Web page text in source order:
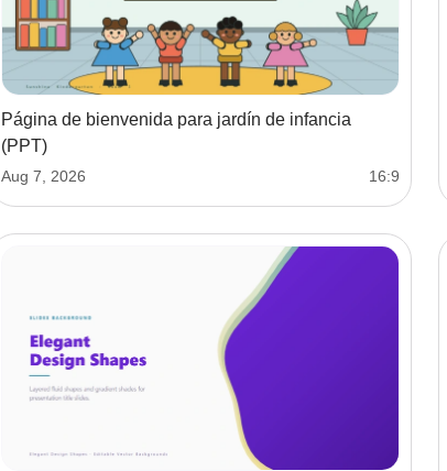
Página de bienvenida para jardín de infancia
(PPT)
Aug 7, 2026 16:9